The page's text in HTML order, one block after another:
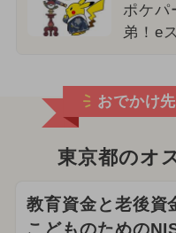
ポケパ
弟！e
おでかけ
東京都のオ
教育資金と老後資
こどものための